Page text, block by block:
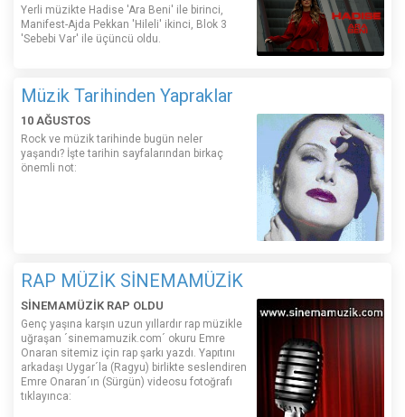
Yerli müzikte Hadise 'Ara Beni' ile birinci,
Manifest-Ajda Pekkan 'Hileli' ikinci, Blok 3
'Sebebi Var' ile üçüncü oldu.
Müzik Tarihinden Yapraklar
10 AĞUSTOS
Rock ve müzik tarihinde bugün neler
yaşandı? İşte tarihin sayfalarından birkaç
önemli not:
RAP MÜZİK SİNEMAMÜZİK
SİNEMAMÜZİK RAP OLDU
Genç yaşına karşın uzun yıllardır rap müzikle
uğraşan ´sinemamuzik.com´ okuru Emre
Onaran sitemiz için rap şarkı yazdı. Yapıtını
arkadaşı Uygar´la (Ragyu) birlikte seslendiren
Emre Onaran´ın (Sürgün) videosu fotoğrafı
tıklayınca: